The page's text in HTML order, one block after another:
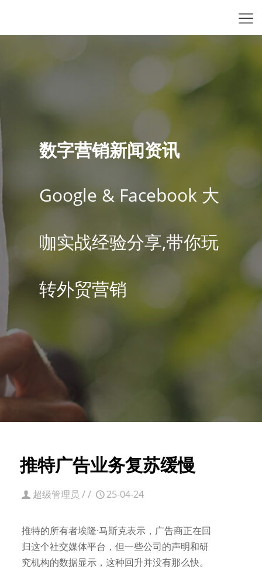
数字营销新闻资讯
Google & Facebook 大
咖实战经验分享,带你玩
转外贸营销
推特广告业务复苏缓慢
超级管理员 // 25-04-24
推特的所有者埃隆·马斯克表示，广告商正在回
归这个社交媒体平台，但一些公司的声明和研
究机构的数据显示，这种回升并没有那么快。